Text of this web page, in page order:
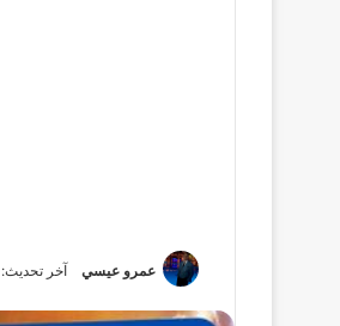
عمرو عيسي آخر تحديث: 2024-12-01